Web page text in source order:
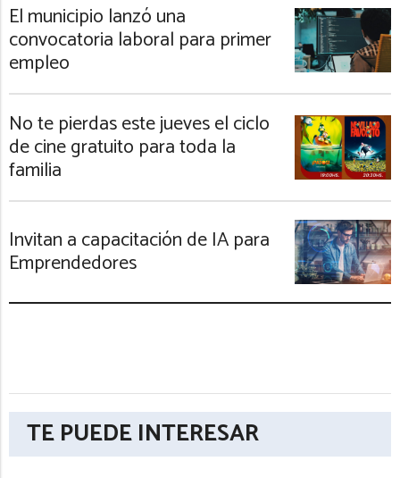
El municipio lanzó una
convocatoria laboral para primer
empleo
No te pierdas este jueves el ciclo
de cine gratuito para toda la
familia
Invitan a capacitación de IA para
Emprendedores
TE PUEDE INTERESAR